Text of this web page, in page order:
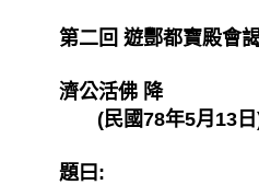
第二回 遊酆都寶殿會
濟公活佛 降
(民國78年5月13日
題曰: